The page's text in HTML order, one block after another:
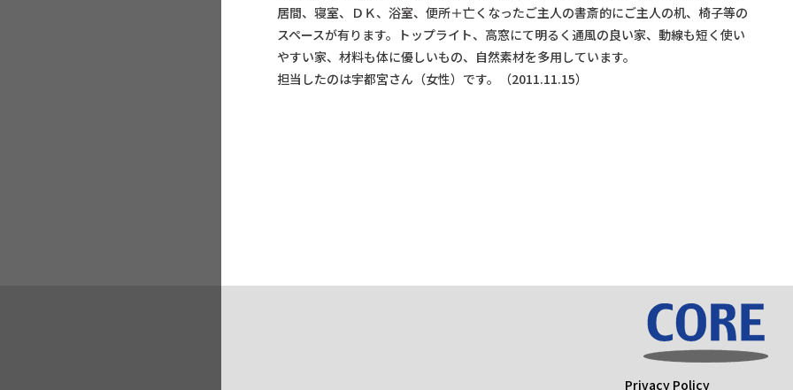
居間、寝室、ＤＫ、浴室、便所＋亡くなったご主人の書斎的にご主人の机、椅子等の
スペースが有ります。トップライト、高窓にて明るく通風の良い家、動線も短く使い
やすい家、材料も体に優しいもの、自然素材を多用しています。
担当したのは宇都宮さん（女性）です。（2011.11.15）
Privacy Policy